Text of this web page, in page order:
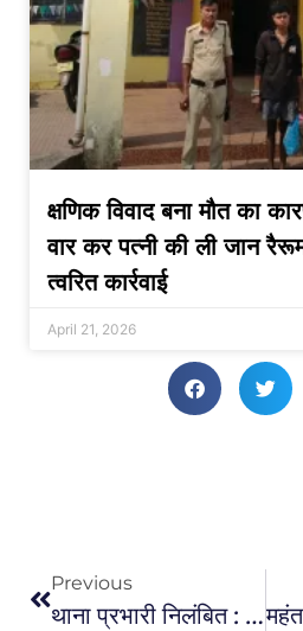
क्षणिक विवाद बना मौत का
वार कर पत्नी की ली जान
त्वरित कार्रवाई
April 21, 2026
Previous
थाना प्रभारी निलंबित : लापरवाही बरतना तोरवा थाना प्रभारी को पड़ गया भारी,थाना प्रभारी अंजना करकेट्टा निलंबित